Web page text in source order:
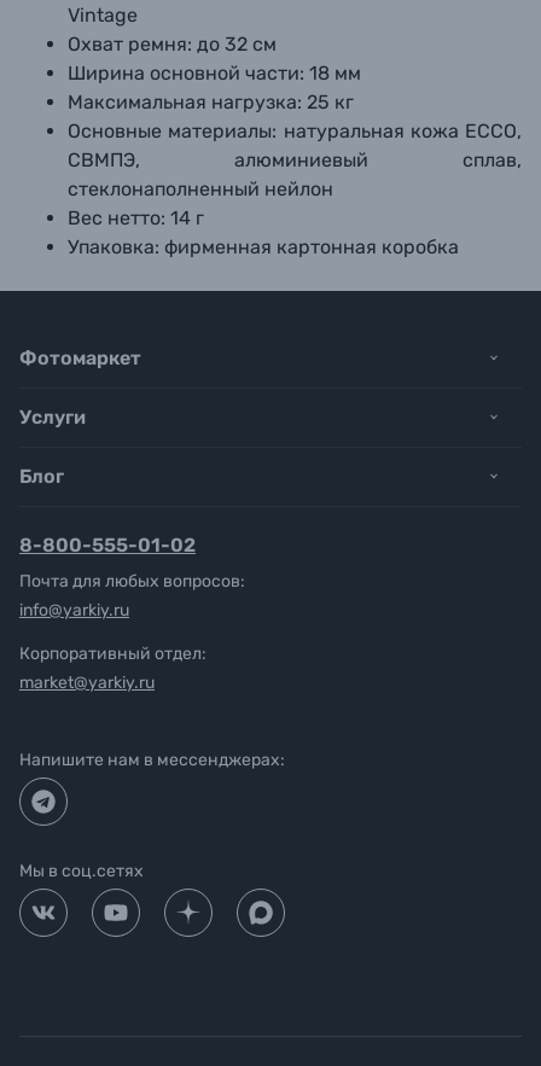
Vintage
Охват ремня: до 32 см
Ширина основной части: 18 мм
Максимальная нагрузка: 25 кг
Основные материалы: натуральная кожа ECCO,
СВМПЭ, алюминиевый сплав,
стеклонаполненный нейлон
Вес нетто: 14 г
Упаковка: фирменная картонная коробка
Фотомаркет
Услуги
Блог
8-800-555-01-02
Почта для любых вопросов:
info@yarkiy.ru
Корпоративный отдел:
market@yarkiy.ru
Напишите нам в мессенджерах:
Мы в соц.сетях